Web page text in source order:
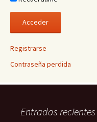
Registrarse
Contraseña perdida
Entradas recientes